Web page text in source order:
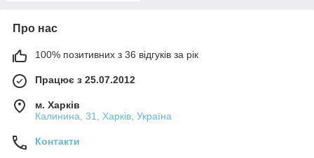
Про нас
100% позитивних з 36 відгуків за рік
Працює з 25.07.2012
м. Харків
Калинина, 31, Харків, Україна
Контакти